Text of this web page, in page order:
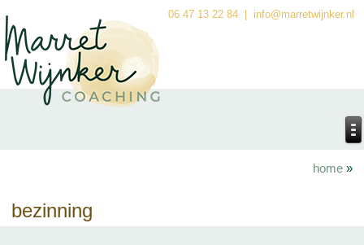
06 47 13 22 84 | info@marretwijnker.nl
home»
bezinning